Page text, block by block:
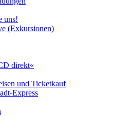
uns!
(Exkursionen)
direkt«
und Ticketkauf
Express